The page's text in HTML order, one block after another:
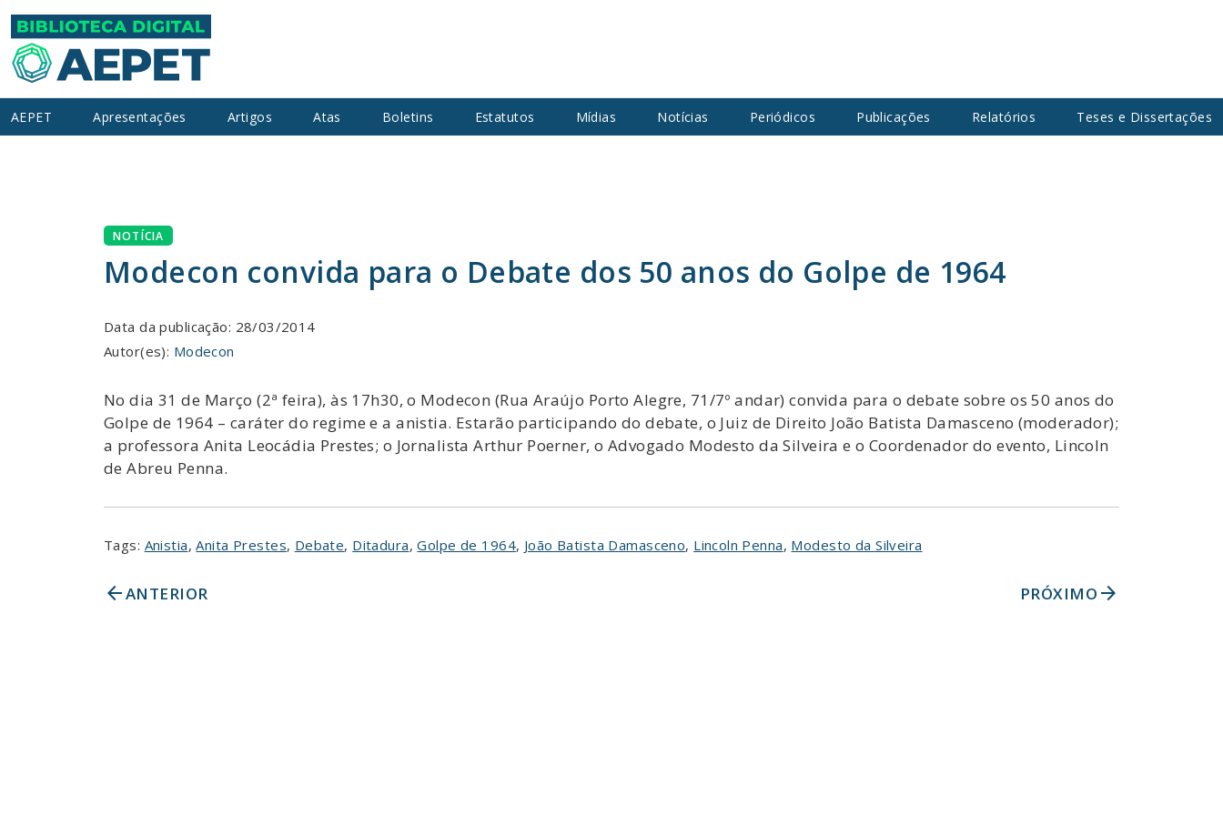
AEPET Apresentações Artigos Atas Boletins Estatutos Mídias Notícias Periódicos Publicações Relatórios Teses e Dissertações
NOTÍCIA
Modecon convida para o Debate dos 50 anos do Golpe de 1964
Data da publicação: 28/03/2014
Autor(es): Modecon
No dia 31 de Março (2ª feira), às 17h30, o Modecon (Rua Araújo Porto Alegre, 71/7º andar) convida para o debate sobre os 50 anos do
Golpe de 1964 – caráter do regime e a anistia. Estarão participando do debate, o Juiz de Direito João Batista Damasceno (moderador);
a professora Anita Leocádia Prestes; o Jornalista Arthur Poerner, o Advogado Modesto da Silveira e o Coordenador do evento, Lincoln
de Abreu Penna.
Tags: Anistia,Anita Prestes, Debate, Ditadura,Golpe de 1964, João Batista Damasceno, Lincoln Penna, Modesto da Silveira
arrow_backANTERIOR PRÓXIMO arrow_forward